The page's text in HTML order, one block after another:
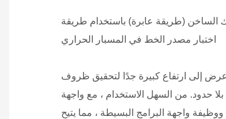
الساخن (طريقة عابرة) باستخدام طريقة
إلى ارتفاع كبيرة جدًا لتحقيق ظروف
حدود. من السهل الاستخدام ، مع واجهة
واجهة البرامج البسيطة ، مما يتيح